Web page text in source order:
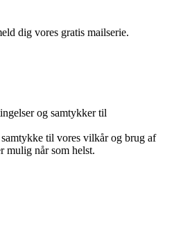
dig vores gratis mailserie.
og samtykker til
til vores vilkår og brug af
mulig når som helst.